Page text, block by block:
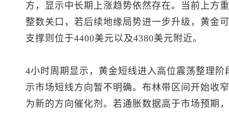
方，显示中长期上涨趋势依然存在。当前上方
整数关口，若后续地缘局势进一步升级，黄金
支撑则位于4400美元以及4380美元附近。
4小时周期显示，黄金短线进入高位震荡整理
示市场短线方向暂不明确。布林带区间开始收
为新的方向催化剂。若通胀数据高于市场预期